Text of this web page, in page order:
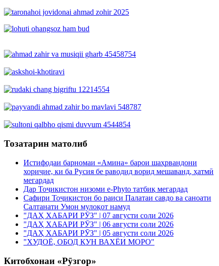
Тозатарин матолиб
Истифодаи барномаи «Амина» барои шаҳрвандони
хориҷие, ки ба Русия бе раводид ворид мешаванд, ҳатмӣ
мегардад
Дар Тоҷикистон низоми e-Phyto татбиқ мегардад
Сафири Тоҷикистон бо раиси Палатаи савдо ва саноати
Салтанати Умон мулоқот намуд
"ДАҲ ХАБАРИ РӮЗ" | 07 августи соли 2026
"ДАҲ ХАБАРИ РӮЗ" | 06 августи соли 2026
"ДАҲ ХАБАРИ РӮЗ" | 05 августи соли 2026
"ХУДОЁ, ОБОД КУН ВАХЁИ МОРО"
Китобхонаи «Рӯзгор»